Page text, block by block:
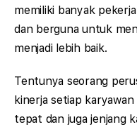
memiliki banyak
dan berguna untuk
menjadi lebih baik.
Tentunya seorang
kinerja setiap
tepat dan juga jenjang